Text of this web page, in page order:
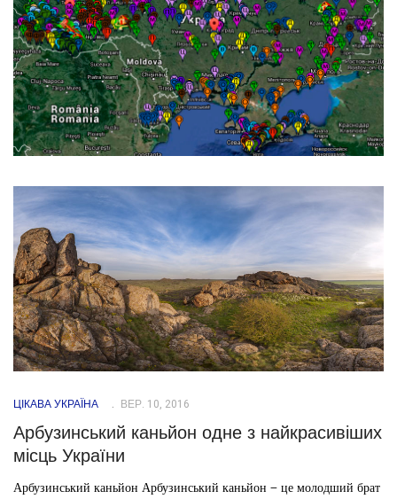
ЦІКАВА УКРАЇНА ВЕР. 10, 2016
Арбузинський каньйон одне з найкрасивіших
місць України
Арбузинський каньйон Арбузинський каньйон – це молодший брат